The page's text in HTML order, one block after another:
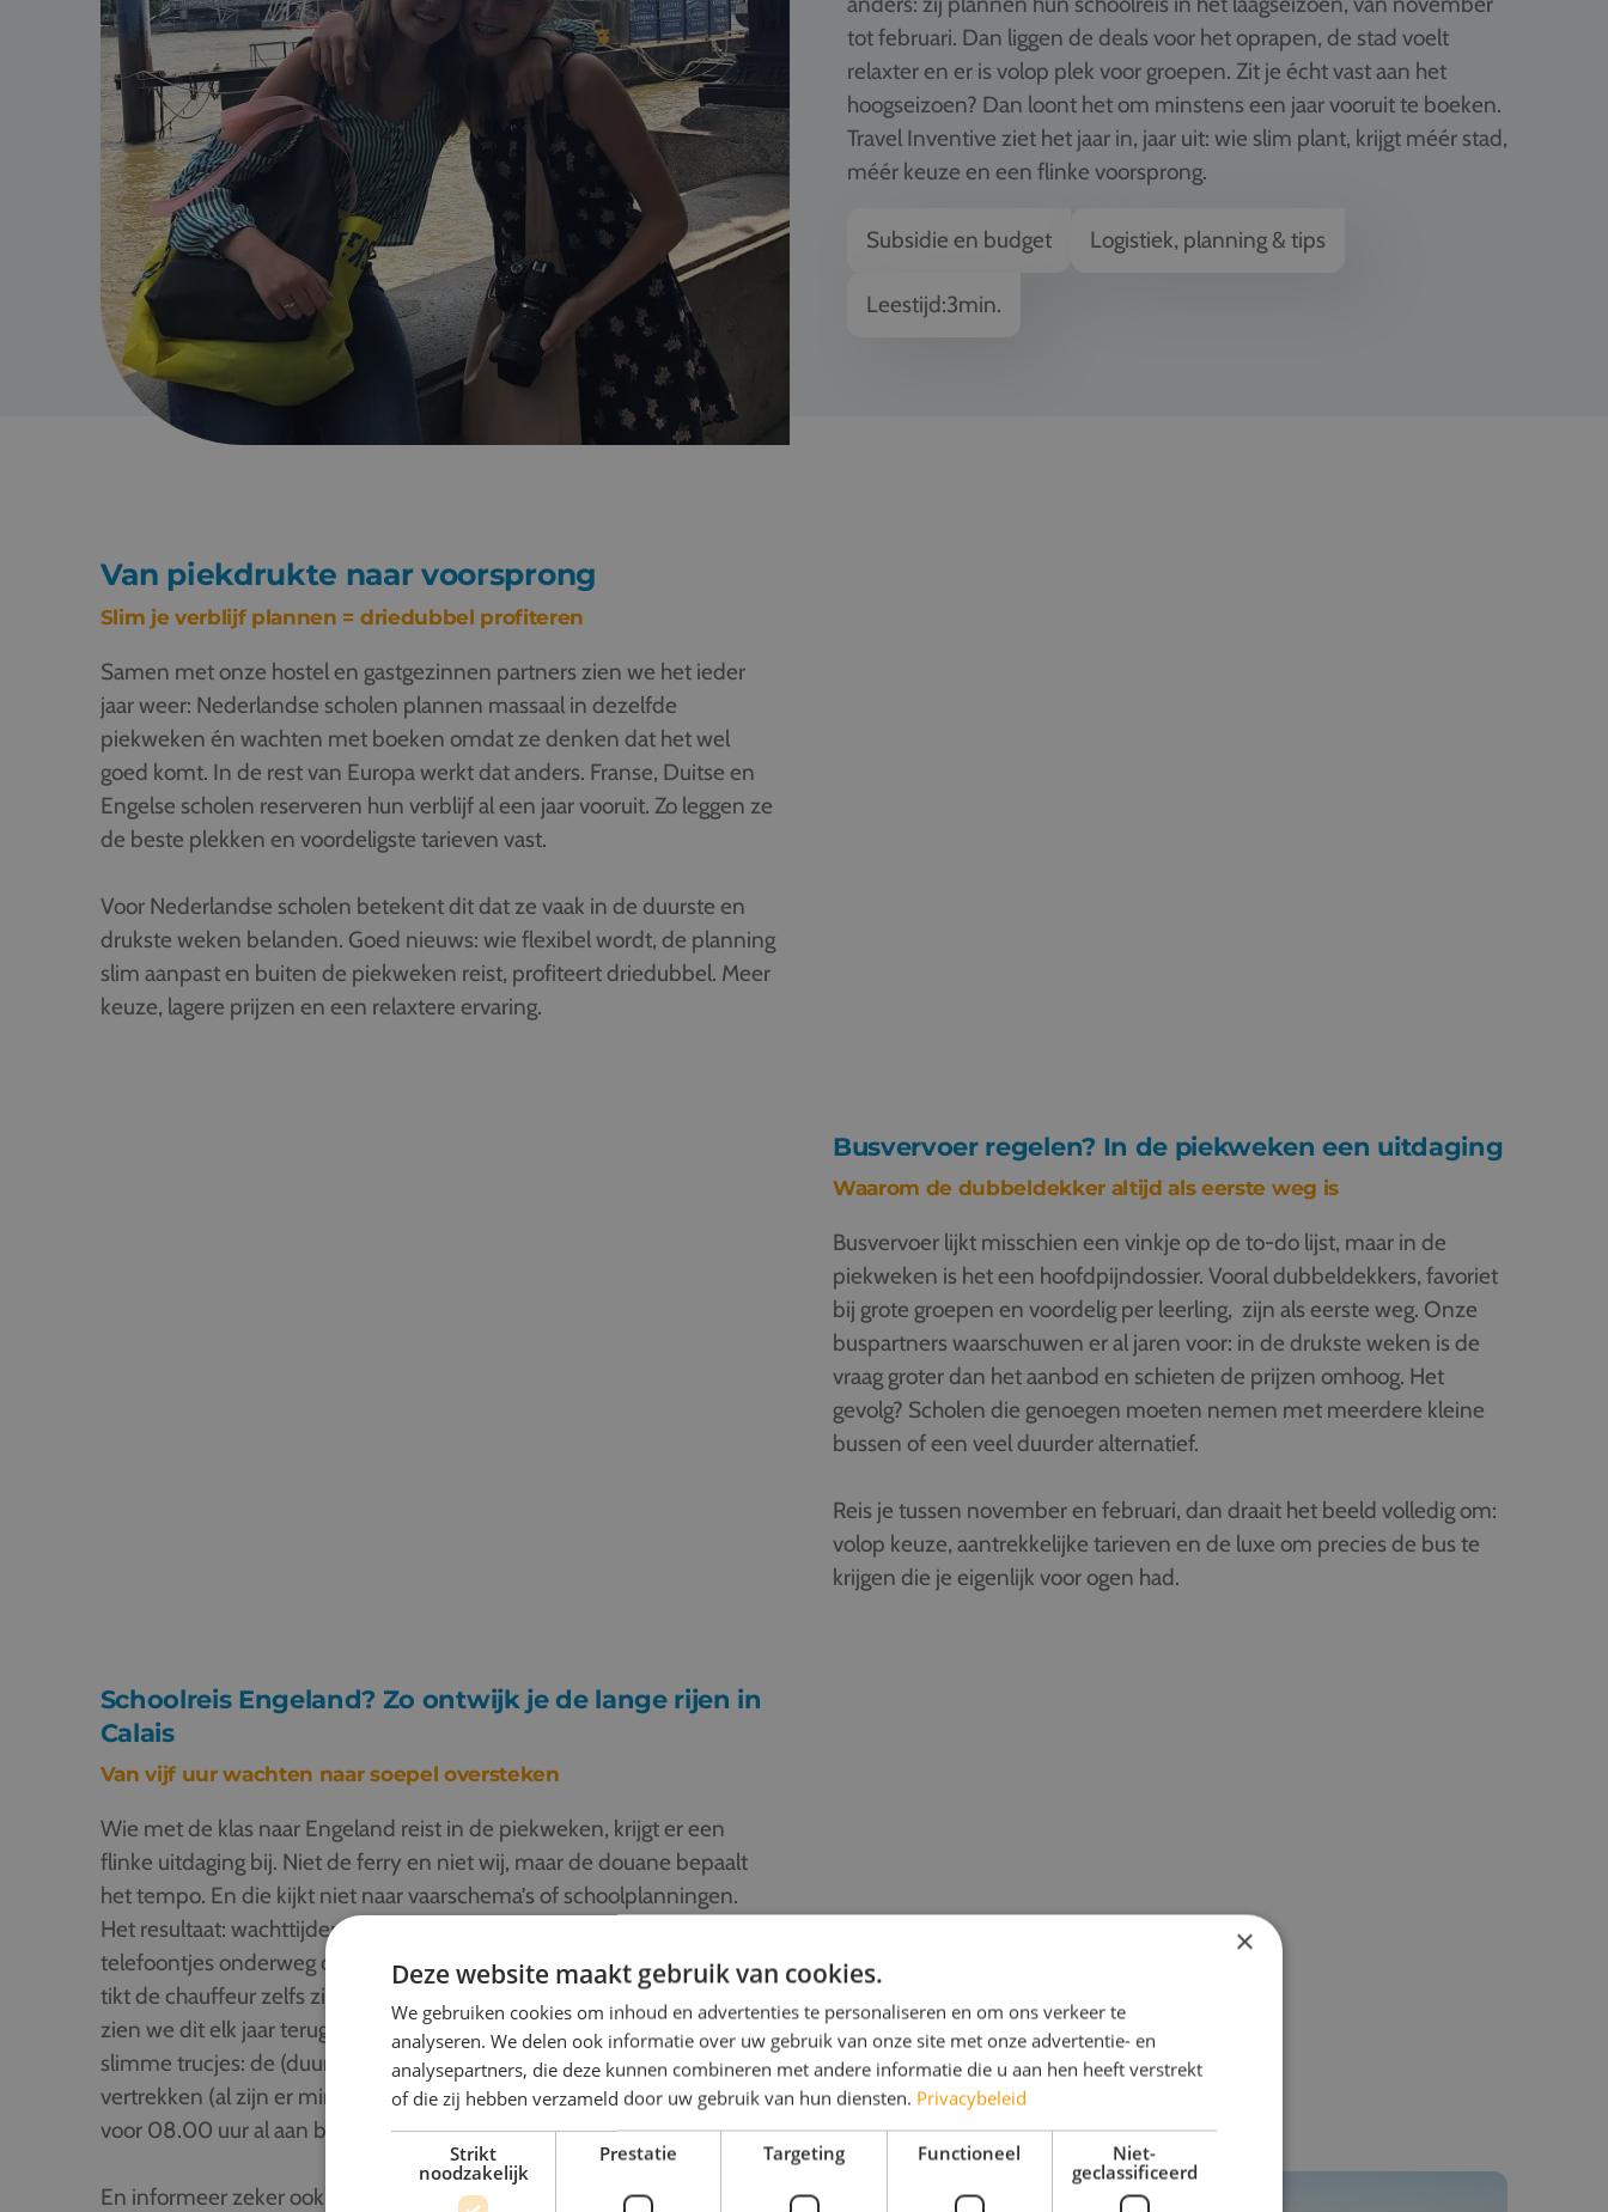
tot februari. Dan liggen de deals voor het oprapen, de stad voelt
relaxter en er is volop plek voor groepen. Zit je écht vast aan het
hoogseizoen? Dan loont het om minstens een jaar vooruit te boeken.
Travel Inventive ziet het jaar in, jaar uit: wie slim plant, krijgt méér stad,
méér keuze en een flinke voorsprong.
Subsidie en budget Logistiek, planning & tips
Leestijd:3min.
Van piekdrukte naar voorsprong
Slim je verblijf plannen = driedubbel profiteren
Samen met onze hostel en gastgezinnen partners zien we het ieder
jaar weer: Nederlandse scholen plannen massaal in dezelfde
piekweken én wachten met boeken omdat ze denken dat het wel
goed komt. In de rest van Europa werkt dat anders. Franse, Duitse en
Engelse scholen reserveren hun verblijf al een jaar vooruit. Zo leggen ze
de beste plekken en voordeligste tarieven vast.
Voor Nederlandse scholen betekent dit dat ze vaak in de duurste en
drukste weken belanden. Goed nieuws: wie flexibel wordt, de planning
slim aanpast en buiten de piekweken reist, profiteert driedubbel. Meer
keuze, lagere prijzen en een relaxtere ervaring.
Busvervoer regelen? In de piekweken een uitdaging
Waarom de dubbeldekker altijd als eerste weg is
Busvervoer lijkt misschien een vinkje op de to-do lijst, maar in de
piekweken is het een hoofdpijndossier. Vooral dubbeldekkers, favoriet
bij grote groepen en voordelig per leerling, zijn als eerste weg. Onze
buspartners waarschuwen er al jaren voor: in de drukste weken is de
vraag groter dan het aanbod en schieten de prijzen omhoog. Het
gevolg? Scholen die genoegen moeten nemen met meerdere kleine
bussen of een veel duurder alternatief.
Reis je tussen november en februari, dan draait het beeld volledig om:
volop keuze, aantrekkelijke tarieven en de luxe om precies de bus te
krijgen die je eigenlijk voor ogen had.
Schoolreis Engeland? Zo ontwijk je de lange rijen in
Calais
Van vijf uur wachten naar soepel oversteken
Wie met de klas naar Engeland reist in de piekweken, krijgt er een
flinke uitdaging bij. Niet de ferry en niet wij, maar de douane bepaalt
het tempo. En die kijkt niet naar vaarschema’s of schoolplanningen.
Het resultaat: wachttijden van drie tot vijf uur in Frankrijk en
telefoontjes onderweg om diners of excursies te verschuiven. Soms
tikt de chauffeur zelfs zijn rijtijden aan. Samen met onze ferry-partners
zien we dit elk jaar terug. Helemaal voorkomen lukt niet, maar er zijn
slimme trucjes: de (duurdere) tunnel nemen, vanuit Duinkerken
vertrekken (al zijn er minder afvaarten), niet op maandag reizen of
voor 08.00 uur al aan boord zijn.
En informeer zeker ook naar de nachtafvaarten vanuit Nederland: een
×
Deze website maakt gebruik van cookies.
We gebruiken cookies om inhoud en advertenties te personaliseren en om ons verkeer te
analyseren. We delen ook informatie over uw gebruik van onze site met onze advertentie- en
analysepartners, die deze kunnen combineren met andere informatie die u aan hen heeft verstrekt
of die zij hebben verzameld door uw gebruik van hun diensten. Privacybeleid
Strikt
noodzakelijk
Prestatie Targeting Functioneel
Niet-
geclassificeerd